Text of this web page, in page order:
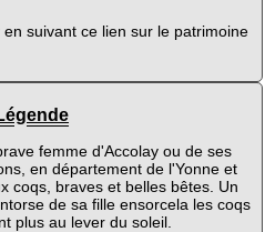
suivant ce lien sur le patrimoine
femme d'Accolay ou de ses
en département de l'Yonne et
coqs, braves et belles bêtes. Un
de sa fille ensorcela les coqs
plus au lever du soleil.